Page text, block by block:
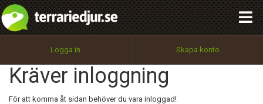
Logga in Skapa konto
Kräver inloggning
För att komma åt sidan behöver du vara inloggad!
Utför
100%
OK
integritetspolicy
Namn:
Epost:
Begär nytt lösenord
Tillbaka till förstasidan